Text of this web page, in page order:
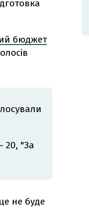
бюджет
20, "За
не буде